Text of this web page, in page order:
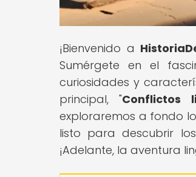
¡Bienvenido a
Sumérgete en el
curiosidades y
principal, "Conflictos
exploraremos a fondo
listo para descubrir
¡Adelante, la aventura